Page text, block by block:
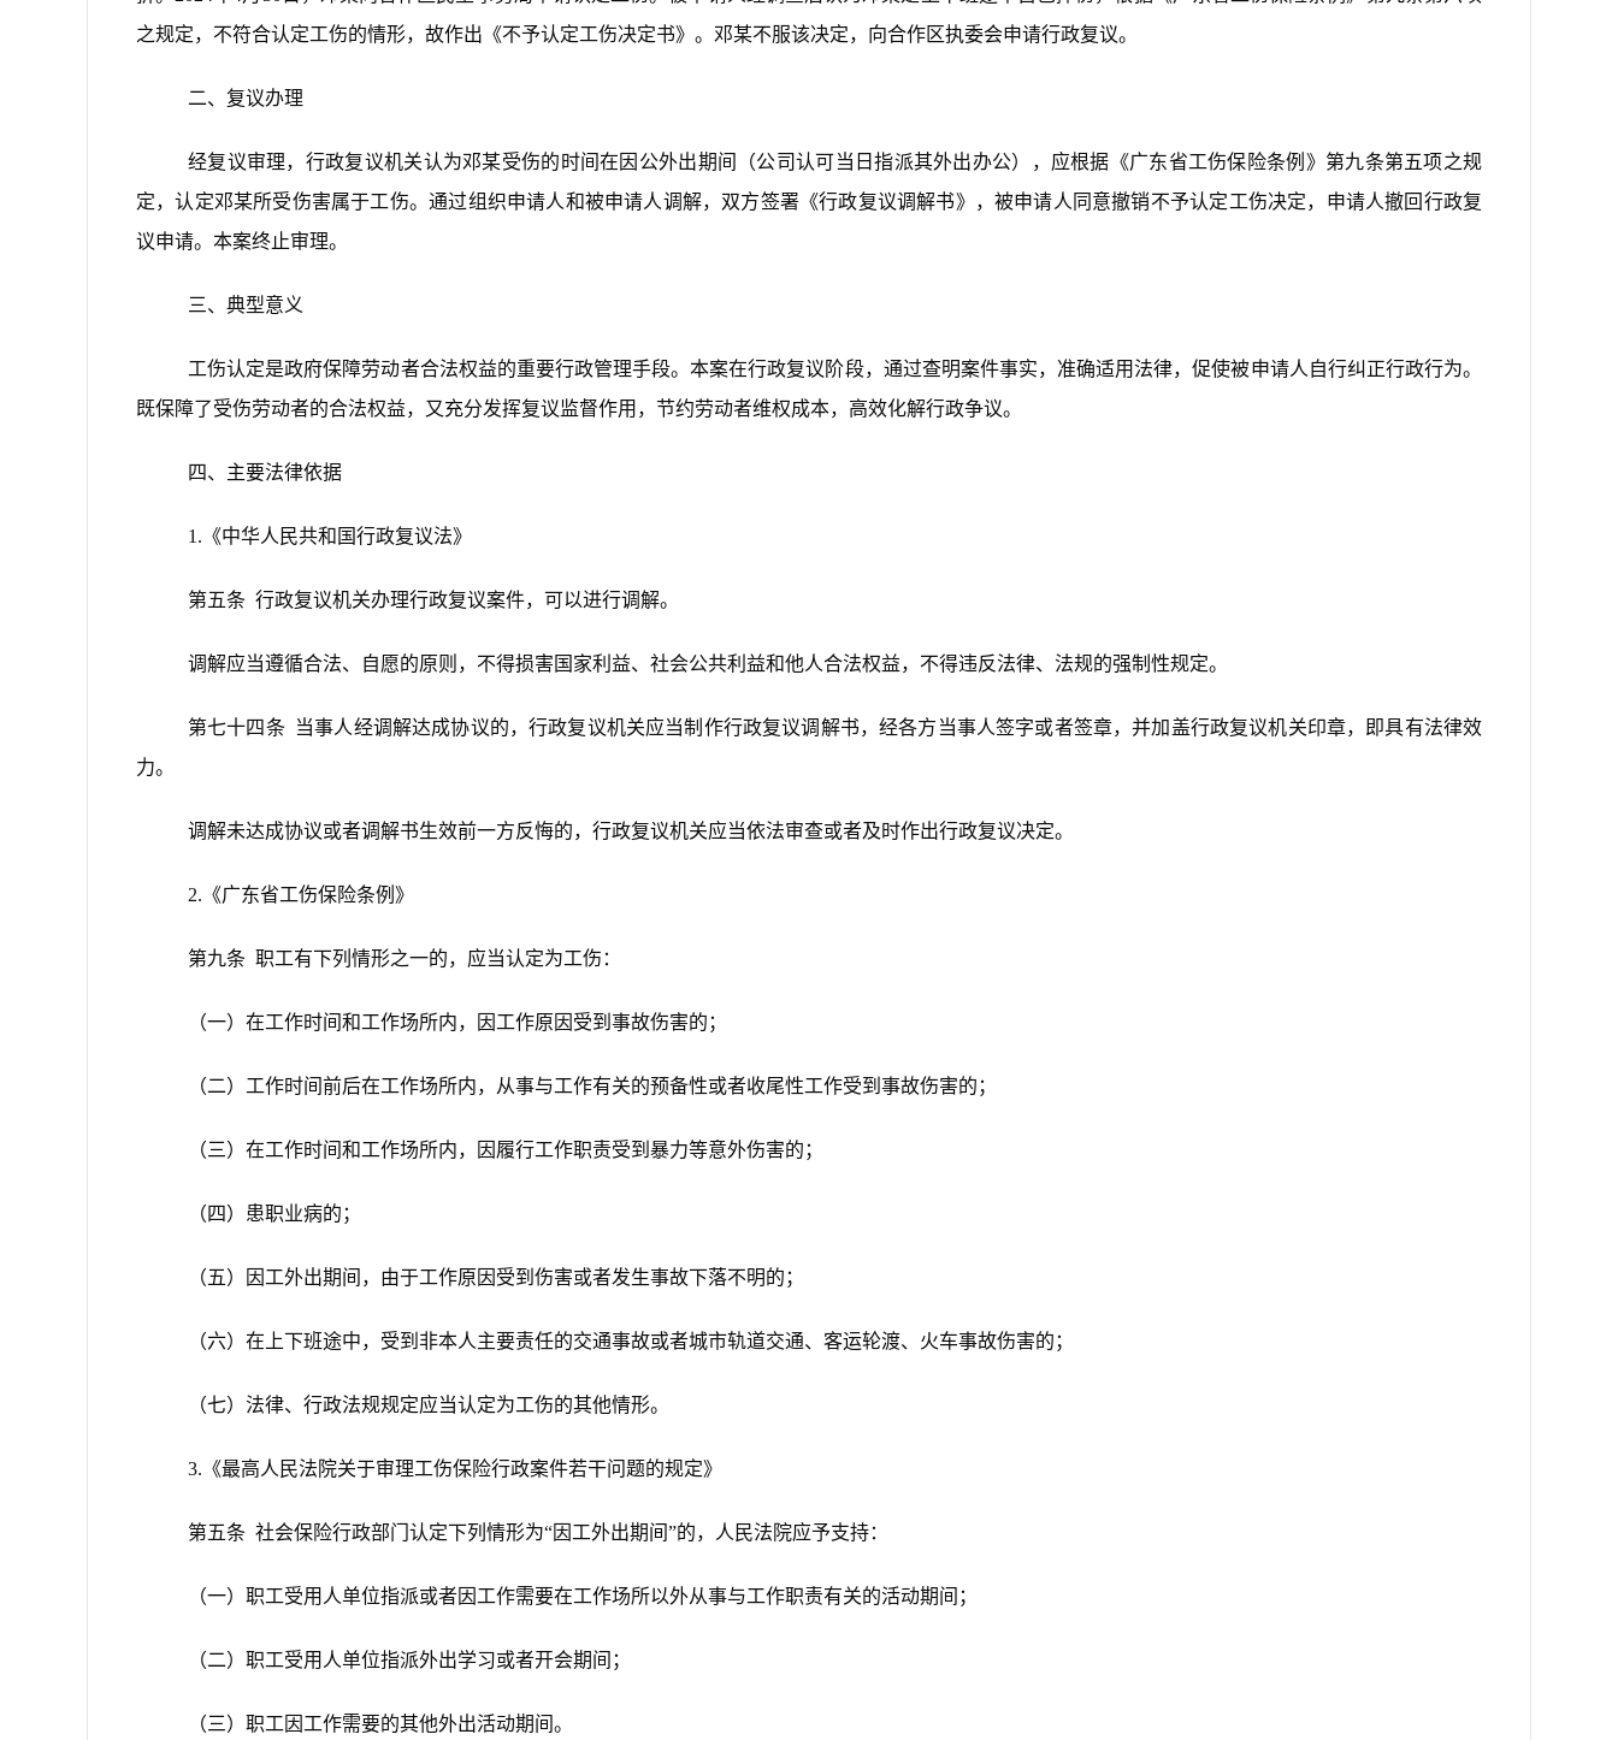
之规定，不符合认定工伤的情形，故作出《不予认定工伤决定书》。邓某不服该决定，向合作区执委会申请行政复议。
二、复议办理
经复议审理，行政复议机关认为邓某受伤的时间在因公外出期间（公司认可当日指派其外出办公），应根据《广东省工伤保险条例》第九条第五项之规
定，认定邓某所受伤害属于工伤。通过组织申请人和被申请人调解，双方签署《行政复议调解书》，被申请人同意撤销不予认定工伤决定，申请人撤回行政复
议申请。本案终止审理。
三、典型意义
工伤认定是政府保障劳动者合法权益的重要行政管理手段。本案在行政复议阶段，通过查明案件事实，准确适用法律，促使被申请人自行纠正行政行为。
既保障了受伤劳动者的合法权益，又充分发挥复议监督作用，节约劳动者维权成本，高效化解行政争议。
四、主要法律依据
1.《中华人民共和国行政复议法》
第五条 行政复议机关办理行政复议案件，可以进行调解。
调解应当遵循合法、自愿的原则，不得损害国家利益、社会公共利益和他人合法权益，不得违反法律、法规的强制性规定。
第七十四条 当事人经调解达成协议的，行政复议机关应当制作行政复议调解书，经各方当事人签字或者签章，并加盖行政复议机关印章，即具有法律效
力。
调解未达成协议或者调解书生效前一方反悔的，行政复议机关应当依法审查或者及时作出行政复议决定。
2.《广东省工伤保险条例》
第九条 职工有下列情形之一的，应当认定为工伤：
（一）在工作时间和工作场所内，因工作原因受到事故伤害的；
（二）工作时间前后在工作场所内，从事与工作有关的预备性或者收尾性工作受到事故伤害的；
（三）在工作时间和工作场所内，因履行工作职责受到暴力等意外伤害的；
（四）患职业病的；
（五）因工外出期间，由于工作原因受到伤害或者发生事故下落不明的；
（六）在上下班途中，受到非本人主要责任的交通事故或者城市轨道交通、客运轮渡、火车事故伤害的；
（七）法律、行政法规规定应当认定为工伤的其他情形。
3.《最高人民法院关于审理工伤保险行政案件若干问题的规定》
第五条 社会保险行政部门认定下列情形为“因工外出期间”的，人民法院应予支持：
（一）职工受用人单位指派或者因工作需要在工作场所以外从事与工作职责有关的活动期间；
（二）职工受用人单位指派外出学习或者开会期间；
（三）职工因工作需要的其他外出活动期间。